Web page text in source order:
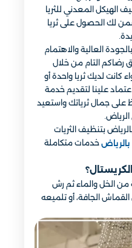
الهيكل المعدني للثريا
نضمن لك الحصول على ثريا
العالية والاهتمام
رضاكم التام من خلال
كانت لديك ثريا واحدة أو
علينا لتقديم خدمة
على جمال ثرياتك واستعيد
الرياض.
بتنظيف الثريات
خدمات متكاملة
من الخل والماء ثم رش
الجافة، أو تلميعه